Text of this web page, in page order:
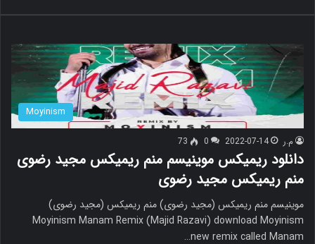
Moyinism
م.ر 2022-07-14
0
73
دانلود ریمیکس موینیسم منم ریمیکس مجید رضوی
منم ریمیکس مجید رضوی
موینیسم منم ریمیکس (مجید رضوی) منم ریمیکس (مجید رضوی)
Moyinism Manam Remix (Majid Razavi) download Moyinism
new remix called Manam…